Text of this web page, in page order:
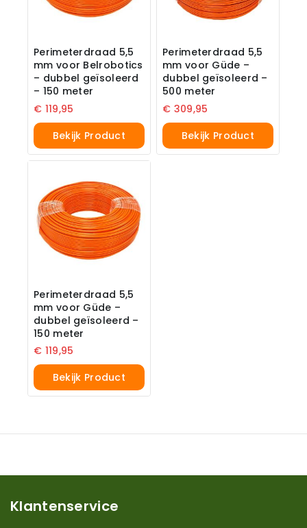
Perimeterdraad 5,5
mm voor Belrobotics
– dubbel geïsoleerd
– 150 meter
€ 119,95
Bekijk Product
Perimeterdraad 5,5
mm voor Güde –
dubbel geïsoleerd –
500 meter
€ 309,95
Bekijk Product
Perimeterdraad 5,5
mm voor Güde –
dubbel geïsoleerd –
150 meter
€ 119,95
Bekijk Product
Klantenservice